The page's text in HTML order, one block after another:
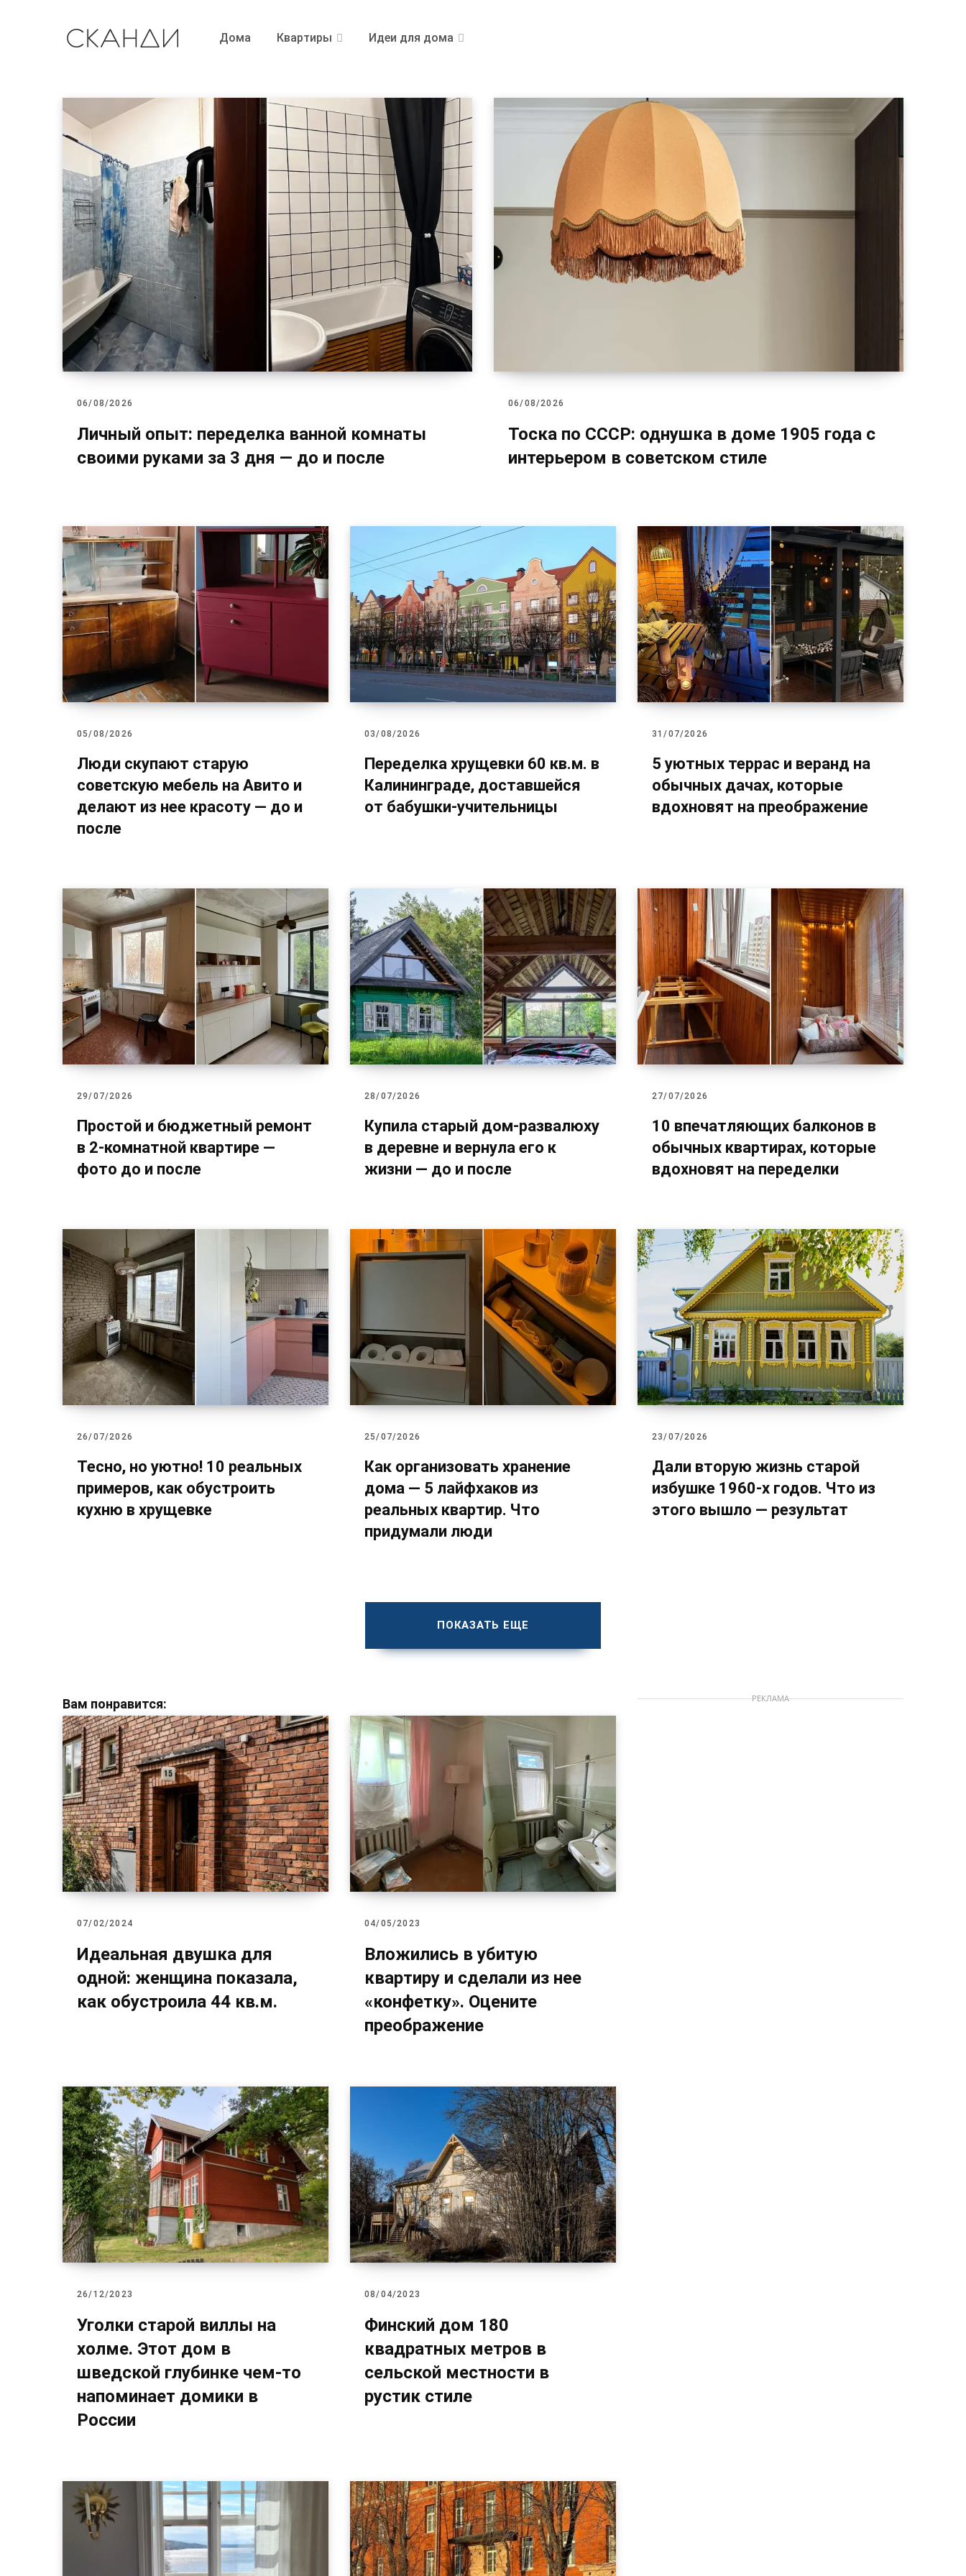
Дома Квартиры Идеи для дома
06/08/2026
Личный опыт: переделка ванной комнаты
своими руками за 3 дня — до и после
06/08/2026
Тоска по СССР: однушка в доме 1905 года с
интерьером в советском стиле
05/08/2026
Люди скупают старую
советскую мебель на Авито и
делают из нее красоту — до и
после
03/08/2026
Переделка хрущевки 60 кв.м. в
Калининграде, доставшейся
от бабушки-учительницы
31/07/2026
5 уютных террас и веранд на
обычных дачах, которые
вдохновят на преображение
29/07/2026
Простой и бюджетный ремонт
в 2-комнатной квартире —
фото до и после
28/07/2026
Купила старый дом-развалюху
в деревне и вернула его к
жизни — до и после
27/07/2026
10 впечатляющих балконов в
обычных квартирах, которые
вдохновят на переделки
26/07/2026
Тесно, но уютно! 10 реальных
примеров, как обустроить
кухню в хрущевке
25/07/2026
Как организовать хранение
дома — 5 лайфхаков из
реальных квартир. Что
придумали люди
23/07/2026
Дали вторую жизнь старой
избушке 1960-х годов. Что из
этого вышло — результат
ПОКАЗАТЬ ЕЩЕ
Вам понравится:
07/02/2024
Идеальная двушка для
одной: женщина показала,
как обустроила 44 кв.м.
04/05/2023
Вложились в убитую
квартиру и сделали из нее
«конфетку». Оцените
преображение
26/12/2023
Уголки старой виллы на
холме. Этот дом в
шведской глубинке чем-то
напоминает домики в
России
08/04/2023
Финский дом 180
квадратных метров в
сельской местности в
рустик стиле
РЕКЛАМА